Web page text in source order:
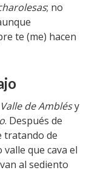
; no
te (me) hacen
Valle de Amblésy
. Después de
tratando de
que cava el
al sediento